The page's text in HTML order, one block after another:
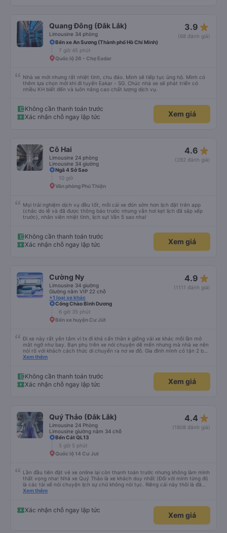
nhà xe có xin lỗi và báo lại chỉ dừng ở Chu Văn An được thôi. Nếu về Mã Lò
được thì tiện cho mình quá chừng. Do xe dễ thương nên gặp được khách trên
xe ai cũng dễ thương quá luôn, nên chuyến đi hôm qua của mình okela lắm,
hi vọng nhà xe giữ được phong độ như thế này, đừng bị sa sút nha.
Quang Đông (Đắk Lắk)
Limousine 34 phòng
3.9 star_rate
(68 đánh giá)
Bến xe An Sương (Thành phố Hồ Chí Minh)
7 giờ 45 phút
Quốc lộ 26 - Chợ Eadar
Nhà xe mới nhưng rất nhiệt tình, chu đáo. Mình sẽ tiếp tục ủng hộ. Mình có
thêm lựa chọn mới khi đi tuyến Eakar - SG. Chúc nhà xe sẽ phát triển có
nhiều KH biết đến và luôn nâng cao chất lượng dịch vụ.
Không cần thanh toán trước
Xác nhận chỗ ngay lập tức
Xem giá
Cô Hai
Limousine 24 phòng
Limousine 34 giường
4.6 star_rate
(282 đánh giá)
Ngã 4 Sở Sao
10 giờ
Văn phòng Phú Thiện
Mọi trải nghiệm dịch vụ đều tốt, mỗi cái xe đón sớm hơn lịch đặt trên app
(chắc do lễ và đã được thông báo trước nhưng vẫn hơi kẹt lịch đã sắp xếp
trước), nhân viên nhiệt tình, lịch sự! Vẫn 5 sao nha!
Không cần thanh toán trước
Xác nhận chỗ ngay lập tức
Xem giá
Cường Ny
Limousine 34 giường
Giường nằm VIP 22 chỗ
+1 loại xe khác
4.9 star_rate
(1111 đánh giá)
Cổng Chào Bình Dương
6 giờ 35 phút
Bến xe huyện Cư Jút
Đi xe này rất yên tâm vì tx đi khá cẩn thân k giống vài xe khác mỗi lần mở
mắt ngỡ như bay. Bạn phụ trên xe nói chuyện dễ mến nhưng mà nhà xe nên
nói rõ với khách cách thức di chuyển ra nơ xe đỗ. Gia đình mình có tận 2 bé
nhỏ tay xách nách mang mà mình bị xoay vòng vòng đi bộ đến khu đỗ xe thì
Xem thêm
Không cần thanh toán trước
Xác nhận chỗ ngay lập tức
Xem giá
Quý Thảo (Đắk Lắk)
Limousine 24 Phòng
Limousine giường nằm 34 chỗ
4.4 star_rate
(1808 đánh giá)
Bến Cát QL13
5 giờ 5 phút
Quốc lộ 14 Cư Jut
Lần đầu tiên đặt vé xe online lại còn thanh toán trước nhưng không làm mình
thất vọng nha! Nhà xe Quý Thảo là xe khách duy nhất (Đối với mình từng đi)
là các tài xế nói chuyện lịch sự chứ không nói tục. Riêng cái này thôi là đã
đánh giá 5 sao rồi. Chú tài xế còn uống pepsi rất dễ thương chứ không có
Xem thêm
Xác nhận chỗ ngay lập tức
Xem giá